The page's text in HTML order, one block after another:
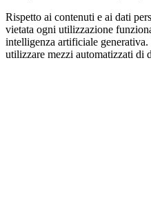
Rispetto ai contenuti e ai dati
vietata ogni utilizzazione
intelligenza artificiale
utilizzare mezzi automatizzati di